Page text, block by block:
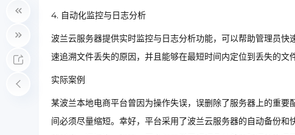
4. 自动化监控与日志分析
波兰云服务器提供实时监控与日志分析功能，可以帮助管理员
速追溯文件丢失的原因，并且能够在最短时间内定位到丢失的文
实际案例
某波兰本地电商平台曾因为操作失误，误删除了服务器上的重
间必须尽量缩短。幸好，平台采用了波兰云服务器的自动备份